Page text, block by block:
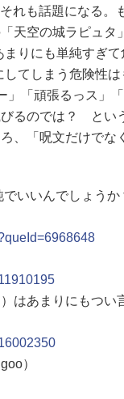
れも話題になる。
天空の城ラピュタ
りにも単純すぎ
てしまう危険性は
」「頑張るっス」
るのでは？ とい
、「呪文だけでな
いいんでしょうか
はあまりにもつい
）